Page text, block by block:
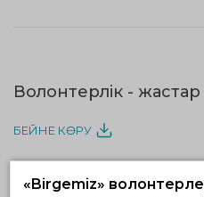
Волонтерлік - жастар
БЕЙНЕ КӨРУ
«Birgemiz»